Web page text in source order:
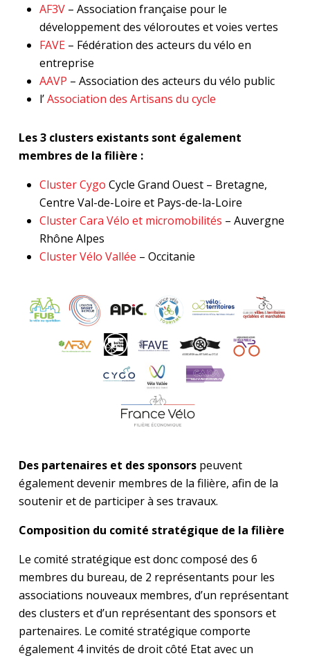
AF3V– Association française pour le
développement des véloroutes et voies vertes
FAVE– Fédération des acteurs du vélo en
entreprise
AAVP – Association des acteurs du vélo public
l’Association des Artisans du cycle
Les 3 clusters existants sont également
membres de la filière :
Cluster Cygo Cycle Grand Ouest – Bretagne,
Centre Val-de-Loire et Pays-de-la-Loire
Cluster Cara Vélo et micromobilités – Auvergne
Rhône Alpes
Cluster Vélo Vallée – Occitanie
Des partenaires et des sponsorspeuvent
également devenir membres de la filière, afin de la
soutenir et de participer à ses travaux.
Composition du comité stratégique de la filière
Le comité stratégique est donc composé des 6
membres du bureau, de 2 représentants pour les
associations nouveaux membres, d’un représentant
des clusters et d’un représentant des sponsors et
partenaires. Le comité stratégique comporte
également 4 invités de droit côté Etat avec un